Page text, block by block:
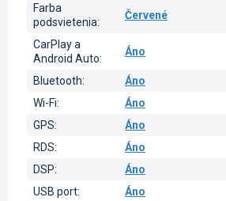
Farba
podsvietenia:
Červené
CarPlay a
Android Auto:
Áno
Bluetooth:
Áno
Wi-Fi:
Áno
GPS:
Áno
RDS:
Áno
DSP:
Áno
USB port:
Áno